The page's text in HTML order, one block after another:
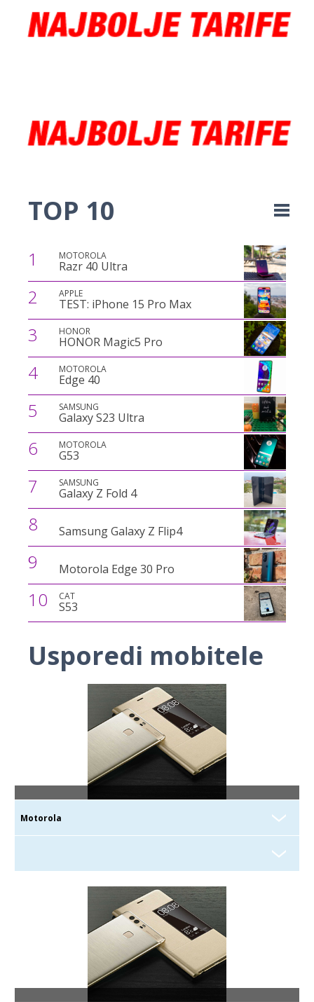
TOP 10
1 MOTOROLA
Razr 40 Ultra
2 APPLE
TEST: iPhone 15 Pro Max
3 HONOR
HONOR Magic5 Pro
4 MOTOROLA
Edge 40
5 SAMSUNG
Galaxy S23 Ultra
6 MOTOROLA
G53
7 SAMSUNG
Galaxy Z Fold 4
8 Samsung Galaxy Z Flip4
9 Motorola Edge 30 Pro
10 CAT
S53
Usporedi mobitele